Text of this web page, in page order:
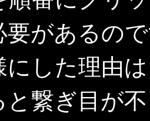
要があるの
にした理由
と繋ぎ目が